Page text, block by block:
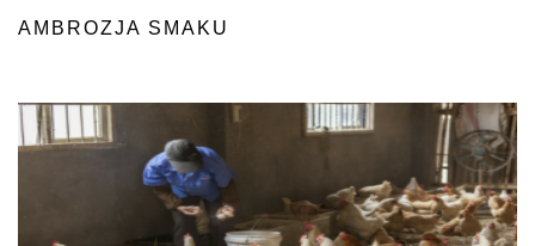
AMBROZJA SMAKU